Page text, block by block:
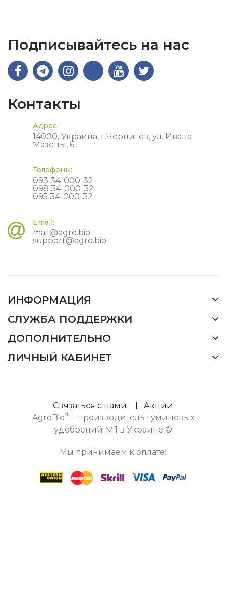
Подписывайтесь на нас
Контакты
Адрес:
14000, Украина, г.Чернигов, ул. Ивана
Мазепы, 6
Телефоны:
093 34-000-32
098 34-000-32
095 34-000-32
Email:
mail@agro.bio
support@agro.bio
ИНФОРМАЦИЯ
СЛУЖБА ПОДДЕРЖКИ
ДОПОЛНИТЕЛЬНО
ЛИЧНЫЙ КАБИНЕТ
Связаться с нами
Акции
AgroBio™ - производитель гуминовых
удобрений №1 в Украине ©
Мы принимаем к оплате: